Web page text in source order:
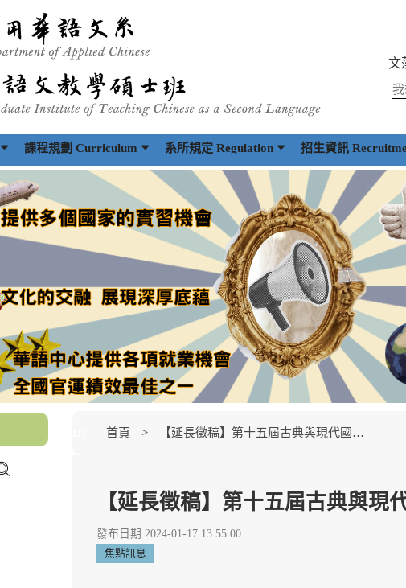
文
課程規劃 Curriculum 系所規定 Regulation 招生資訊
首頁 【延長徵稿】第十五屆古典與現代國際學術研討會
【延長徵稿】第十五屆古典與現
發布日期 2024-01-17 13:55:00
焦點訊息